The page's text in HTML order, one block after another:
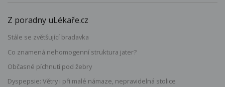
Z poradny uLékaře.cz
Stále se zvětšující bradavka
Co znamená nehomogenní struktura jater?
Občasné píchnutí pod žebry
Dyspepsie: Větry i při malé námaze, nepravidelná stolice